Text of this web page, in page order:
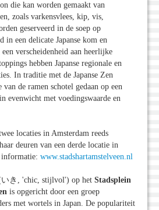
die kan worden gemaakt van
zoals varkensvlees, kip, vis,
geserveerd in de soep op
in een delicate Japanse kom en
verscheidenheid aan heerlijke
hebben Japanse regionale en
In traditie met de Japanse Zen
van de ramen schotel gedaan op een
evenwicht met voedingswaarde en
locaties in Amsterdam reeds
deuren van een derde locatie in
informatie: www.stadshartamstelveen.nl
き, 'chic, stijlvol') op het Stadsplein
is opgericht door een groep
met wortels in Japan. De populariteit